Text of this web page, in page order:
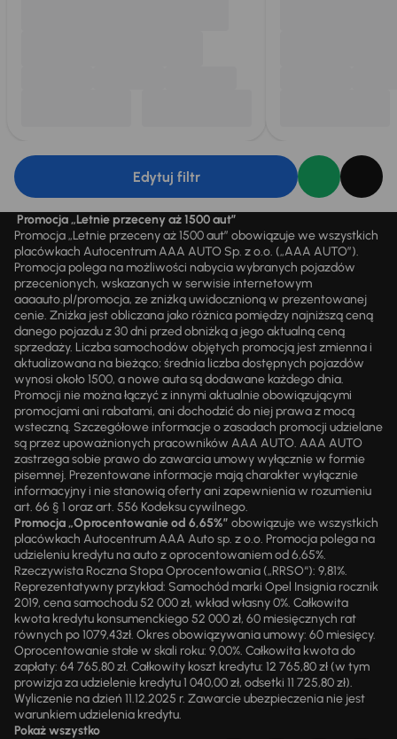
Edytuj filtr
Promocja „Letnie przeceny aż 1500 aut”
Promocja „Letnie przeceny aż 1500 aut” obowiązuje we wszystkich
placówkach Autocentrum AAA AUTO Sp. z o.o. („AAA AUTO”).
Promocja polega na możliwości nabycia wybranych pojazdów
przecenionych, wskazanych w serwisie internetowym
aaaauto.pl/promocja, ze zniżką uwidocznioną w prezentowanej
cenie. Zniżka jest obliczana jako różnica pomiędzy najniższą ceną
danego pojazdu z 30 dni przed obniżką a jego aktualną ceną
sprzedaży. Liczba samochodów objętych promocją jest zmienna i
aktualizowana na bieżąco; średnia liczba dostępnych pojazdów
wynosi około 1500, a nowe auta są dodawane każdego dnia.
Promocji nie można łączyć z innymi aktualnie obowiązującymi
promocjami ani rabatami, ani dochodzić do niej prawa z mocą
wsteczną. Szczegółowe informacje o zasadach promocji udzielane
są przez upoważnionych pracowników AAA AUTO. AAA AUTO
zastrzega sobie prawo do zawarcia umowy wyłącznie w formie
pisemnej. Prezentowane informacje mają charakter wyłącznie
informacyjny i nie stanowią oferty ani zapewnienia w rozumieniu
art. 66 § 1 oraz art. 556 Kodeksu cywilnego.
Promocja „Oprocentowanie od 6,65%” obowiązuje we wszystkich
placówkach Autocentrum AAA Auto sp. z o.o. Promocja polega na
udzieleniu kredytu na auto z oprocentowaniem od 6,65%.
Rzeczywista Roczna Stopa Oprocentowania („RRSO“): 9,81%.
Reprezentatywny przykład: Samochód marki Opel Insignia rocznik
2019, cena samochodu 52 000 zł, wkład własny 0%. Całkowita
kwota kredytu konsumenckiego 52 000 zł, 60 miesięcznych rat
równych po 1079,43zł. Okres obowiązywania umowy: 60 miesięcy.
Oprocentowanie stałe w skali roku: 9,00%. Całkowita kwota do
zapłaty: 64 765,80 zł. Całkowity koszt kredytu: 12 765,80 zł (w tym
prowizja za udzielenie kredytu 1 040,00 zł, odsetki 11 725,80 zł).
Wyliczenie na dzień 11.12.2025 r. Zawarcie ubezpieczenia nie jest
warunkiem udzielenia kredytu.
Pokaż wszystko